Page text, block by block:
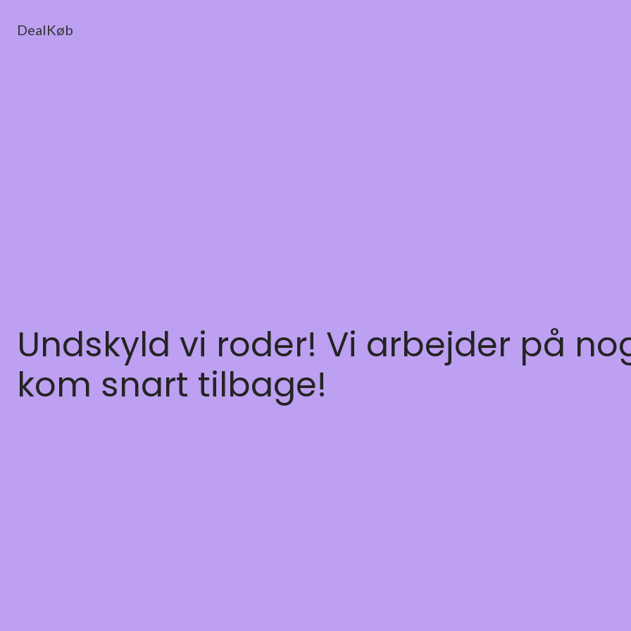
DealKøb
Undskyld vi roder! Vi arbejder på
kom snart tilbage!